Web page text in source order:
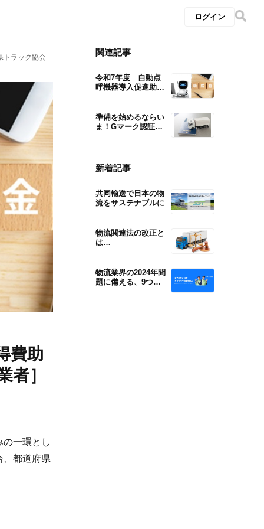
ログイン
トラック協会
費助
者］
一環とし
、都道府県
関連記事
令和7年度 自動点
呼機器導入促進助成
員事業者］
準備を始めるならい
ま！Gマーク認証の
新着記事
共同輸送で日本の物
流をサステナブルに
物流関連法の改正と
は…
物流業界の2024年問
題に備える、9つの